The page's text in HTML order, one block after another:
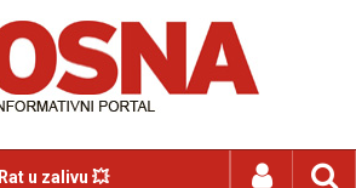
Rat u zalivu 💥